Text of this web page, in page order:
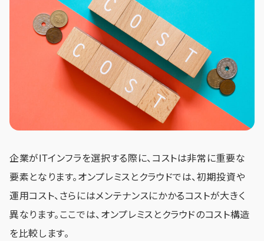
企業がITインフラを選択する際に、コストは非常に重要な
要素となります。オンプレミスとクラウドでは、初期投資や
運用コスト、さらにはメンテナンスにかかるコストが大きく
異なります。ここでは、オンプレミスとクラウドのコスト構造
を比較します。